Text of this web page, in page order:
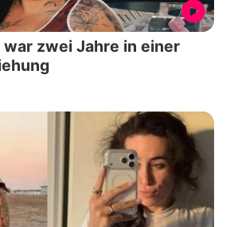
zwei Jahre in einer